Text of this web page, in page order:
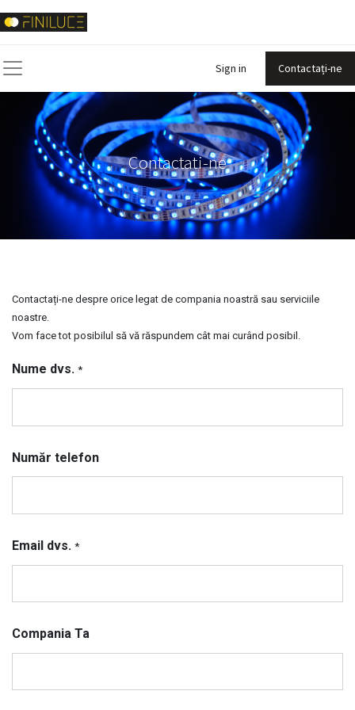
Sign in Contactați-ne
Contactati-ne
Contactați-ne despre orice legat de compania noastră sau serviciile
noastre.
Vom face tot posibilul să vă răspundem cât mai curând posibil.
Nume dvs. *
Număr telefon
Email dvs. *
Compania Ta